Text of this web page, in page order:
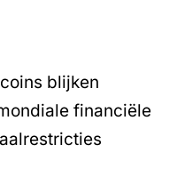
blijken
financiële